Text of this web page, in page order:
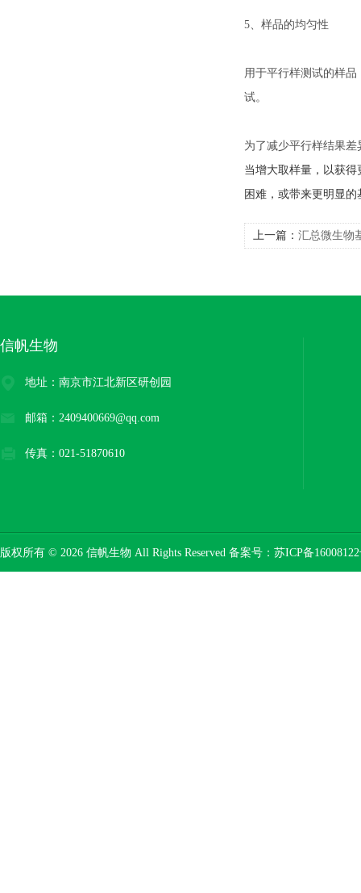
5、样品的均匀性
用于平行样测试的样
试。
为了减少平行样结果
当增大取样量，以获
困难，或带来更明显
上一篇： 汇总微生物
信帆生物
地址：南京市江北新区研创园
邮箱：2409400669@qq.com
传真：021-51870610
版权所有 © 2026 信帆生物 All Rights Reserved 备案号： 苏ICP备